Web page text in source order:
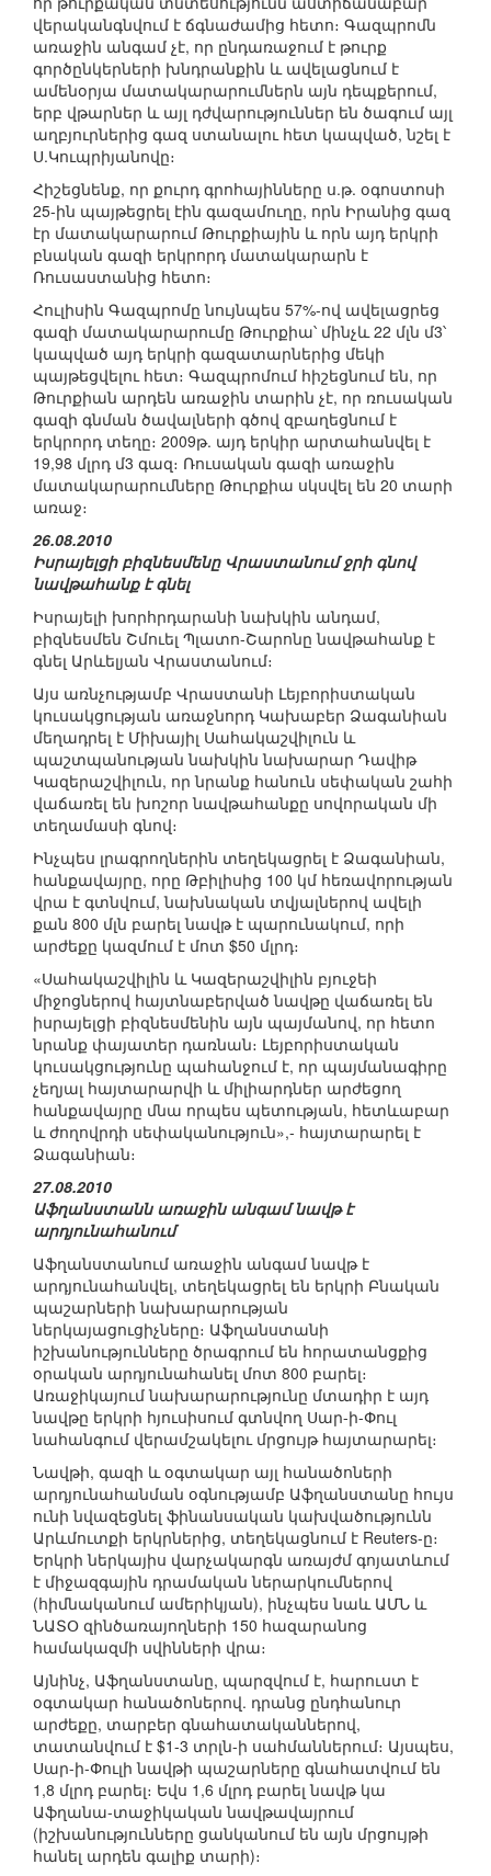
վերականգնվում է ճգնաժամից հետո։ Գազպրոմն
առաջին անգամ չէ, որ ընդառաջում է թուրք
գործընկերների խնդրանքին և ավելացնում է
ամենօրյա մատակարարումներն այն դեպքերում,
երբ վթարներ և այլ դժվարություններ են ծագում այլ
աղբյուրներից գազ ստանալու հետ կապված, նշել է
Ս.Կուպրիյանովը։
Հիշեցնենք, որ քուրդ գրոհայինները ս.թ. օգոստոսի
25-ին պայթեցրել էին գազամուղը, որն Իրանից գազ
էր մատակարարում Թուրքիային և որն այդ երկրի
բնական գազի երկրորդ մատակարարն է
Ռուսաստանից հետո։
Հուլիսին Գազպրոմը նույնպես 57%-ով ավելացրեց
գազի մատակարարումը Թուրքիա՝ մինչև 22 մլն մ3՝
կապված այդ երկրի գազատարներից մեկի
պայթեցվելու հետ։ Գազպրոմում հիշեցնում են, որ
Թուրքիան արդեն առաջին տարին չէ, որ ռուսական
գազի գնման ծավալների գծով զբաղեցնում է
երկրորդ տեղը։ 2009թ. այդ երկիր արտահանվել է
19,98 մլրդ մ3 գազ։ Ռուսական գազի առաջին
մատակարարումները Թուրքիա սկսվել են 20 տարի
առաջ։
26.08.2010
Իսրայելցի բիզնեսմենը Վրաստանում ջրի գնով
նավթահանք է գնել
Իսրայելի խորհրդարանի նախկին անդամ,
բիզնեսմեն Շմուել Պլատո-Շարոնը նավթահանք է
գնել Արևելյան Վրաստանում։
Այս առնչությամբ Վրաստանի Լեյբորիստական
կուսակցության առաջնորդ Կախաբեր Ձագանիան
մեղադրել է Միխայիլ Սահակաշվիլուն և
պաշտպանության նախկին նախարար Դավիթ
Կազերաշվիլուն, որ նրանք հանուն սեփական շահի
վաճառել են խոշոր նավթահանքը սովորական մի
տեղամասի գնով։
Ինչպես լրագրողներին տեղեկացրել է Ձագանիան,
հանքավայրը, որը Թբիլիսից 100 կմ հեռավորության
վրա է գտնվում, նախնական տվյալներով ավելի
քան 800 մլն բարել նավթ է պարունակում, որի
արժեքը կազմում է մոտ $50 մլրդ։
«Սահակաշվիլին և Կազերաշվիլին բյուջեի
միջոցներով հայտնաբերված նավթը վաճառել են
իսրայելցի բիզնեսմենին այն պայմանով, որ հետո
նրանք փայատեր դառնան։ Լեյբորիստական
կուսակցությունը պահանջում է, որ պայմանագիրը
չեղյալ հայտարարվի և միլիարդներ արժեցող
հանքավայրը մնա որպես պետության, հետևաբար
և ժողովրդի սեփականություն»,- հայտարարել է
Ձագանիան։
27.08.2010
Աֆղանստանն առաջին անգամ նավթ է
արդյունահանում
Աֆղանստանում առաջին անգամ նավթ է
արդյունահանվել, տեղեկացրել են երկրի Բնական
պաշարների նախարարության
ներկայացուցիչները։ Աֆղանստանի
իշխանությունները ծրագրում են հորատանցքից
օրական արդյունահանել մոտ 800 բարել։
Առաջիկայում նախարարությունը մտադիր է այդ
նավթը երկրի հյուսիսում գտնվող Սար-ի-Փուլ
նահանգում վերամշակելու մրցույթ հայտարարել։
Նավթի, գազի և օգտակար այլ հանածոների
արդյունահանման օգնությամբ Աֆղանստանը հույս
ունի նվազեցնել ֆինանսական կախվածությունն
Արևմուտքի երկրներից, տեղեկացնում է Reuters-ը։
Երկրի ներկայիս վարչակարգն առայժմ գոյատևում
է միջազգային դրամական ներարկումներով
(հիմնականում ամերիկյան), ինչպես նաև ԱՄՆ և
ՆԱՏՕ զինծառայողների 150 հազարանոց
համակազմի սվինների վրա։
Այնինչ, Աֆղանստանը, պարզվում է, հարուստ է
օգտակար հանածոներով. դրանց ընդհանուր
արժեքը, տարբեր գնահատականներով,
տատանվում է $1-3 տրլն-ի սահմաններում։ Այսպես,
Սար-ի-Փուլի նավթի պաշարները գնահատվում են
1,8 մլրդ բարել։ Եվս 1,6 մլրդ բարել նավթ կա
Աֆղանա-տաջիկական նավթավայրում
(իշխանությունները ցանկանում են այն մրցույթի
հանել արդեն գալիք տարի)։